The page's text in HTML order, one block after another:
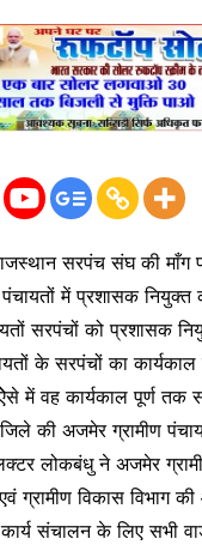
सरपंच संघ की माँग
में प्रशासक
सरपंचों को प्रशासक
के सरपंचों का
में वह कार्यकाल पूर्ण तक
की अजमेर ग्रामीण
लोकबंधु ने अजमेर
ग्रामीण विकास विभाग
संचालन के लिए सभी